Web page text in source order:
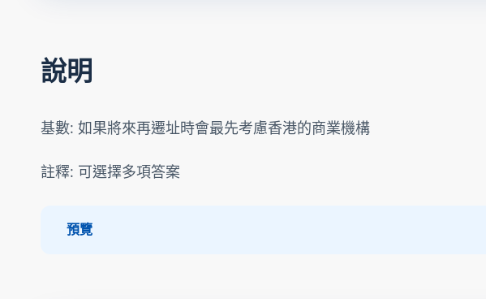
說明
基數: 如果將來再遷址時會最先考慮香港的商業機構
註釋: 可選擇多項答案
預覽